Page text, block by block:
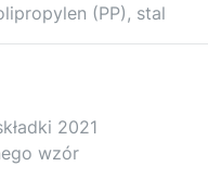
(PP), stal
2021
wzór